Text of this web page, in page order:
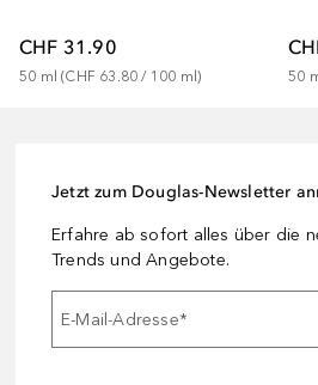
CHF 31.90
50 ml (CHF 63.80 / 100 ml) 50
Jetzt zum Douglas-Newsletter
Erfahre ab sofort alles über die
Trends und Angebote.
E-Mail-Adresse*